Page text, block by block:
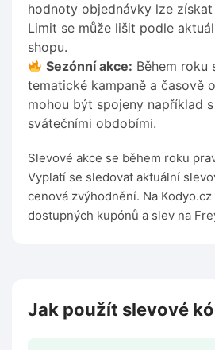
hodnoty objednávky lze
Limit se může lišit podle
shopu.
Sezónní akce: Během roku
tematické kampaně a časově
mohou být spojeny například
svátečními obdobími.
Slevové akce se během roku
Vyplatí se sledovat aktuální
cenová zvýhodnění. Na
dostupných kupónů a slev na
Jak použít slevové